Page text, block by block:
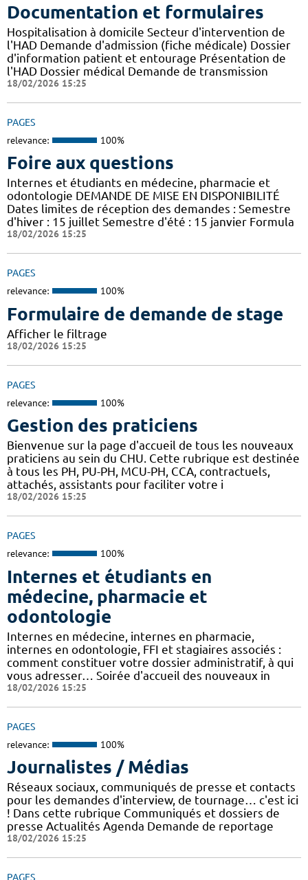
Documentation et formulaires
Hospitalisation à domicile Secteur d'intervention de
l'HAD Demande d'admission (fiche médicale) Dossier
d'information patient et entourage Présentation de
l'HAD Dossier médical Demande de transmission
18/02/2026 15:25
PAGES
relevance: 100%
Foire aux questions
Internes et étudiants en médecine, pharmacie et
odontologie DEMANDE DE MISE EN DISPONIBILITÉ
Dates limites de réception des demandes : Semestre
d'hiver : 15 juillet Semestre d'été : 15 janvier Formula
18/02/2026 15:25
PAGES
relevance: 100%
Formulaire de demande de stage
Afficher le filtrage
18/02/2026 15:25
PAGES
relevance: 100%
Gestion des praticiens
Bienvenue sur la page d'accueil de tous les nouveaux
praticiens au sein du CHU. Cette rubrique est destinée
à tous les PH, PU-PH, MCU-PH, CCA, contractuels,
attachés, assistants pour faciliter votre i
18/02/2026 15:25
PAGES
relevance: 100%
Internes et étudiants en
médecine, pharmacie et
odontologie
Internes en médecine, internes en pharmacie,
internes en odontologie, FFI et stagiaires associés :
comment constituer votre dossier administratif, à qui
vous adresser… Soirée d'accueil des nouveaux in
18/02/2026 15:25
PAGES
relevance: 100%
Journalistes / Médias
Réseaux sociaux, communiqués de presse et contacts
pour les demandes d'interview, de tournage… c'est ici
! Dans cette rubrique Communiqués et dossiers de
presse Actualités Agenda Demande de reportage
18/02/2026 15:25
PAGES